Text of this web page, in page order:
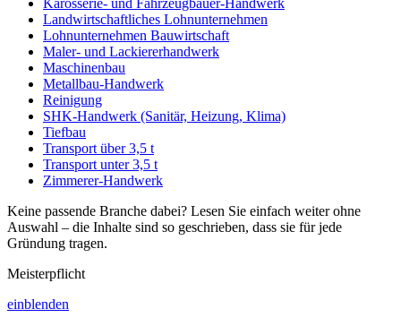
Karosserie- und Fahrzeugbauer-Handwerk
Landwirtschaftliches Lohnunternehmen
Lohnunternehmen Bauwirtschaft
Maler- und Lackiererhandwerk
Maschinenbau
Metallbau-Handwerk
Reinigung
SHK-Handwerk (Sanitär, Heizung, Klima)
Tiefbau
Transport über 3,5 t
Transport unter 3,5 t
Zimmerer-Handwerk
Keine passende Branche dabei? Lesen Sie einfach weiter ohne
Auswahl – die Inhalte sind so geschrieben, dass sie für jede
Gründung tragen.
Meisterpflicht
einblenden